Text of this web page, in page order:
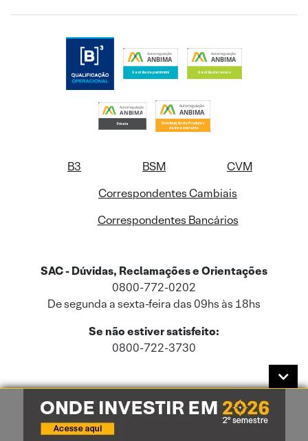
B3 BSM
CVM
Correspondentes Cambiais
Correspondentes Bancários
SAC - Dúvidas, Reclamações e Orientações
0800-772-0202
De segunda a sexta-feira das 09hs às 18hs
Se não estiver satisfeito:
0800-722-3730
Este site usa cookies e dados pessoais de acordo com a nossaPolítica de
Cookies
e a nossaPolítica de Privacidade.